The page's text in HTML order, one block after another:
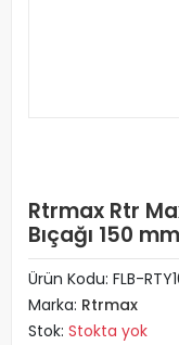
Rtrmax Rtr
Bıçağı 150 mm
Ürün Kodu: FLB-
Marka: Rtrmax
Stok: Stokta yok